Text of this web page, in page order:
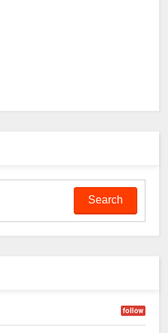
follow